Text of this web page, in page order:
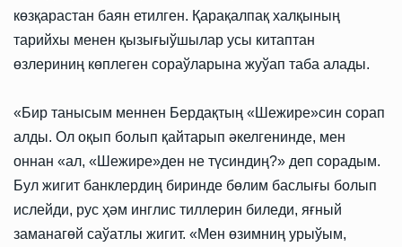
көзқарастан баян етилген. Қарақалпақ халқының
тарийхы менен қызығыўшылар усы китаптан
өзлериниң көплеген сораўларына жуўап таба алады.
«Бир танысым меннен Бердақтың «Шежире»син сорап
алды. Ол оқып болып қайтарып әкелгенинде, мен
оннан «ал, «Шежире»ден не түсиндиң?» деп сорадым.
Бул жигит банклердиң биринде бөлим баслығы болып
ислейди, рус ҳәм инглис тиллерин биледи, яғный
заманагөй саўатлы жигит. «Мен өзимниң урыўым,